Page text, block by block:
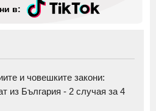
в:
и човешките закони:
из България - 2 случая за 4